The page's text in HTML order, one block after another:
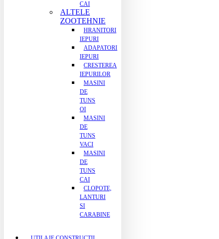
CAI
ALTELE
ZOOTEHNIE
HRANITORI
IEPURI
ADAPATORI
IEPURI
CRESTEREA
IEPURILOR
MASINI
DE
TUNS
OI
MASINI
DE
TUNS
VACI
MASINI
DE
TUNS
CAI
CLOPOTE,
LANTURI
SI
CARABINE